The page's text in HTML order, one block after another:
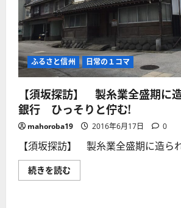
ふるさと信州 日常の１コマ
【須坂探訪】 製糸業全盛期に
銀行 ひっそりと佇む!
mahoroba19 2016年6月17日 0
【須坂探訪】 製糸業全盛期に造ら
続きを読む
坂